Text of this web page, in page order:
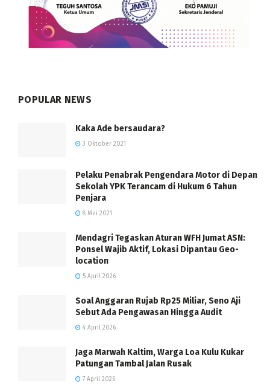
POPULAR NEWS
Kaka Ade bersaudara?
3 Oktober 2021
Pelaku Penabrak Pengendara Motor di Depan
Sekolah YPK Terancam di Hukum 6 Tahun
Penjara
8 Mei 2021
Mendagri Tegaskan Aturan WFH Jumat ASN:
Ponsel Wajib Aktif, Lokasi Dipantau Geo-
location
5 April 2026
Soal Anggaran Rujab Rp25 Miliar, Seno Aji
Sebut Ada Pengawasan Hingga Audit
4 April 2026
Jaga Marwah Kaltim, Warga Loa Kulu Kukar
Patungan Tambal Jalan Rusak
7 April 2026